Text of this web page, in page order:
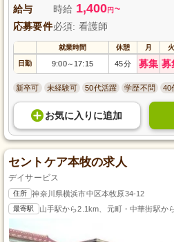
給与 時給 1,400円 ~
応募要件必須: 看護師
就業時間 休憩 月 火
日勤 9:00～ 17:15 45分 募集 募
新卒可 未経験可 50代活躍 学歴不問 40
お気に入り に追加
セントケア本牧の求人
デイサービス
住所 神奈川県横浜市中区本牧原34-12
最寄駅 山手駅から2.1km、元町・中華街駅か